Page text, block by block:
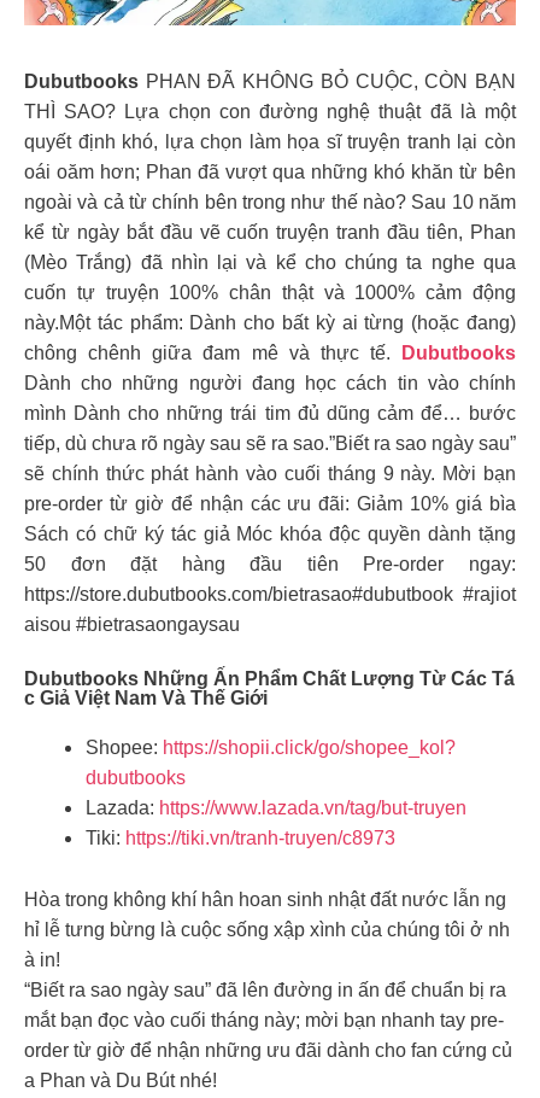
Dubutbooks PHAN ĐÃ KHÔNG BỎ CUỘC, CÒN BẠN
THÌ SAO? Lựa chọn con đường nghệ thuật đã là một
quyết định khó, lựa chọn làm họa sĩ truyện tranh lại còn
oái oăm hơn; Phan đã vượt qua những khó khăn từ bên
ngoài và cả từ chính bên trong như thế nào? Sau 10 năm
kể từ ngày bắt đầu vẽ cuốn truyện tranh đầu tiên, Phan
(Mèo Trắng) đã nhìn lại và kể cho chúng ta nghe qua
cuốn tự truyện 100% chân thật và 1000% cảm động
này.Một tác phẩm: Dành cho bất kỳ ai từng (hoặc đang)
chông chênh giữa đam mê và thực tế.
Dubutbooks
Dành cho những người đang học cách tin vào chính
mình Dành cho những trái tim đủ dũng cảm để… bước
tiếp, dù chưa rõ ngày sau sẽ ra sao.”Biết ra sao ngày sau”
sẽ chính thức phát hành vào cuối tháng 9 này. Mời bạn
pre-order từ giờ để nhận các ưu đãi: Giảm 10% giá bìa
Sách có chữ ký tác giả Móc khóa độc quyền dành tặng
50 đơn đặt hàng đầu tiên Pre-order ngay:
https://store.dubutbooks.com/bietrasao#dubutbook #rajiot
aisou #bietrasaongaysau
Dubutbooks Những Ấn Phẩm Chất Lượng Từ Các Tá
C Giả Việt Nam Và Thế Giới
Shopee: https://shopii.click/go/shopee_kol?
dubutbooks
Lazada: https://www.lazada.vn/tag/but-truyen
Tiki: https://tiki.vn/tranh-truyen/c8973
Hòa trong không khí hân hoan sinh nhật đất nước lẫn ng
hỉ lễ tưng bừng là cuộc sống xập xình của chúng tôi ở nh
à in!
“Biết ra sao ngày sau” đã lên đường in ấn để chuẩn bị ra
mắt bạn đọc vào cuối tháng này; mời bạn nhanh tay pre-
order từ giờ để nhận những ưu đãi dành cho fan cứng củ
a Phan và Du Bút nhé!